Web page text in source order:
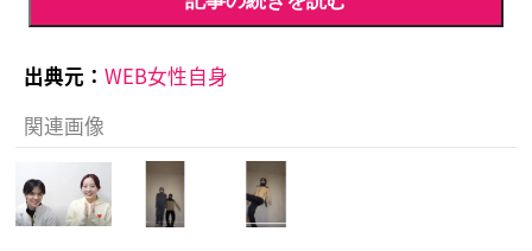
出典元： WEB女性自身
関連画像